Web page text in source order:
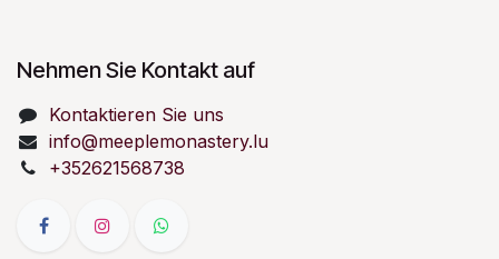
Nehmen Sie Kontakt auf
Kontaktieren Sie uns
info@meeplemonastery.lu
+352621568738